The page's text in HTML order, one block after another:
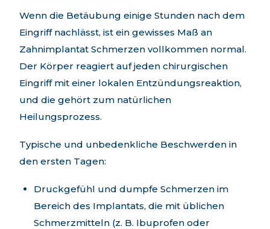
Wenn die Betäubung einige Stunden nach dem
Eingriff nachlässt, ist ein gewisses Maß an
Zahnimplantat Schmerzen vollkommen normal.
Der Körper reagiert auf jeden chirurgischen
Eingriff mit einer lokalen Entzündungsreaktion,
und die gehört zum natürlichen
Heilungsprozess.
Typische und unbedenkliche Beschwerden in
den ersten Tagen:
Druckgefühl und dumpfe Schmerzen im
Bereich des Implantats, die mit üblichen
Schmerzmitteln (z. B. Ibuprofen oder